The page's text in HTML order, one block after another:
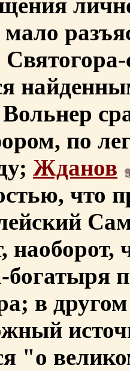
мало
Вольнер
по
Жданов
что
богатыря
в
"о